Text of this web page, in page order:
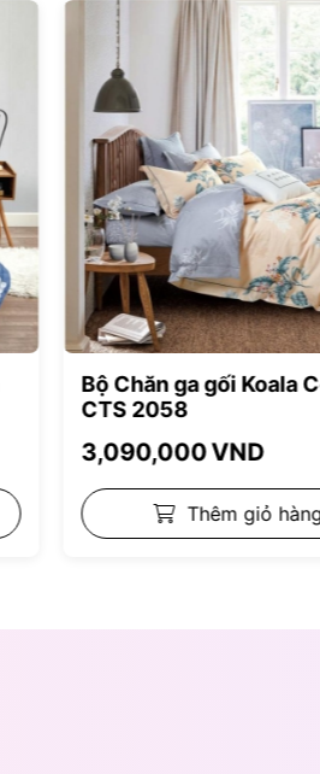
Bộ Chăn ga gối Koala
CTS 2058
3,090,000VND
Thêm giỏ